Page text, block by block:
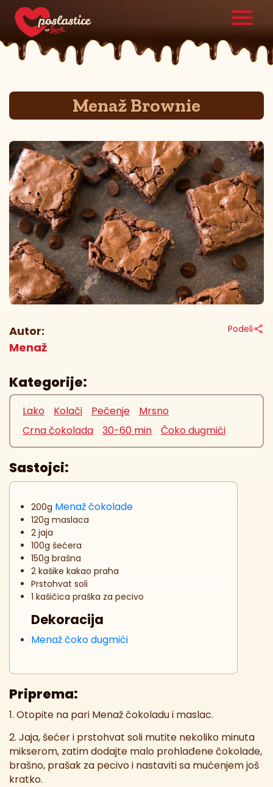
Menaž Brownie
Autor:
Menaž
Podeli
Kategorije:
Lako Kolači Pečenje
Mrsno
Crna čokolada
30-60 min Čoko dugmići
Sastojci:
200g Menaž čokolade
120g maslaca
2 jaja
100g šećera
150g brašna
2 kašike kakao praha
Prstohvat soli
1 kašičica praška za pecivo
Dekoracija
Menaž čoko dugmići
Priprema:
1. Otopite na pari Menaž čokoladu i maslac.
2. Jaja, šećer i prstohvat soli mutite nekoliko minuta
mikserom, zatim dodajte malo prohlađene čokolade,
brašno, prašak za pecivo i nastaviti sa mućenjem još
kratko.